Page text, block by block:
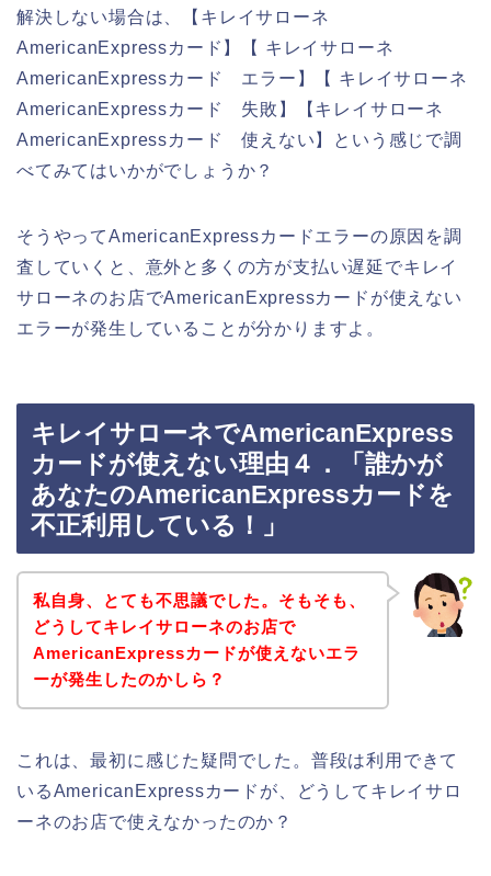
解決しない場合は、【キレイサローネ
AmericanExpressカード】【 キレイサローネ
AmericanExpressカード エラー】【 キレイサローネ
AmericanExpressカード 失敗】【キレイサローネ
AmericanExpressカード 使えない】という感じで調
べてみてはいかがでしょうか？
そうやってAmericanExpressカードエラーの原因を調
査していくと、意外と多くの方が支払い遅延でキレイ
サローネのお店でAmericanExpressカードが使えない
エラーが発生していることが分かりますよ。
キレイサローネでAmericanExpress
カードが使えない理由４．「誰かが
あなたのAmericanExpressカードを
不正利用している！」
私自身、とても不思議でした。そもそも、
どうしてキレイサローネのお店で
AmericanExpressカードが使えないエラ
ーが発生したのかしら？
これは、最初に感じた疑問でした。普段は利用できて
いるAmericanExpressカードが、どうしてキレイサロ
ーネのお店で使えなかったのか？